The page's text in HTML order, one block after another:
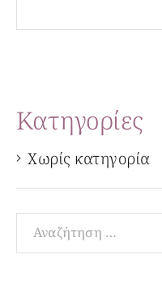
Kατηγορίες
Χωρίς κατηγορία